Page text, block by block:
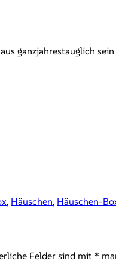
ganzjahrestauglich
, Häuschen, Häuschen-
Felder sind mit *